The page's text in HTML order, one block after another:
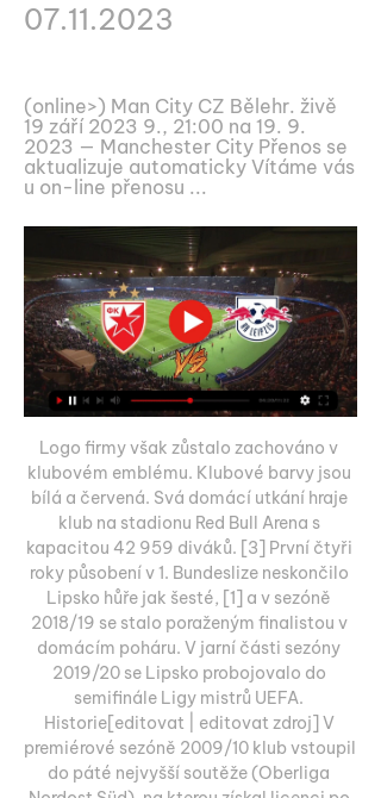
07.11.2023
(online>) Man City CZ Bělehr. živě
19 září 2023 9., 21:00 na 19. 9.
2023 — Manchester City Přenos se
aktualizuje automaticky Vítáme vás
u on-line přenosu ...
Logo firmy však zůstalo zachováno v
klubovém emblému. Klubové barvy jsou
bílá a červená. Svá domácí utkání hraje
klub na stadionu Red Bull Arena s
kapacitou 42 959 diváků. [3] První čtyři
roky působení v 1. Bundeslize neskončilo
Lipsko hůře jak šesté, [1] a v sezóně
2018/19 se stalo poraženým finalistou v
domácím poháru. V jarní části sezóny
2019/20 se Lipsko probojovalo do
semifinále Ligy mistrů UEFA.
Historie[editovat | editovat zdroj] V
premiérové sezóně 2009/10 klub vstoupil
do páté nejvyšší soutěže (Oberliga